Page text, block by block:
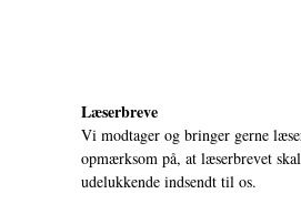
Læserbreve
Vi modtager og bringer gerne
opmærksom på, at læserbrevet
udelukkende indsendt til os.